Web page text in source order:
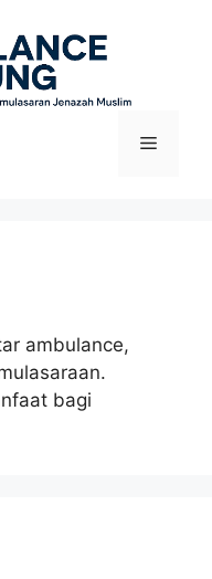
Menu
ambulance,
bagi